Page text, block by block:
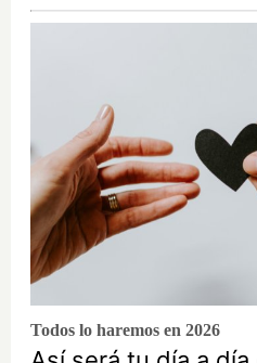
Todos lo haremos en 2026